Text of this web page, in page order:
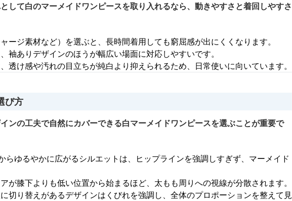
して白のマーメイドワンピースを取り入れるなら、動きやすさと着回しやすさ
ージ素材など）を選ぶと、長時間着用しても窮屈感が出にくくなります。
袖ありデザインのほうが幅広い場面に対応しやすいです。
透け感や汚れの目立ちが純白より抑えられるため、日常使いに向いています。
び方
ンの工夫で自然にカバーできる白マーメイドワンピースを選ぶことが重要で
らゆるやかに広がるシルエットは、ヒップラインを強調しすぎず、マーメイド
アが膝下よりも低い位置から始まるほど、太もも周りへの視線が分散されます。
に切り替えがあるデザインはくびれを強調し、全体のプロポーションを整えて見